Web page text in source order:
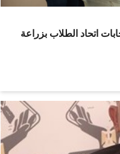
اتحاد الطلاب بزراعة